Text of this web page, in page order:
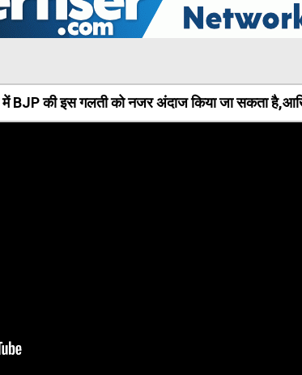
में BJP की इस गलती को नजर अंदाज किया जा सकता